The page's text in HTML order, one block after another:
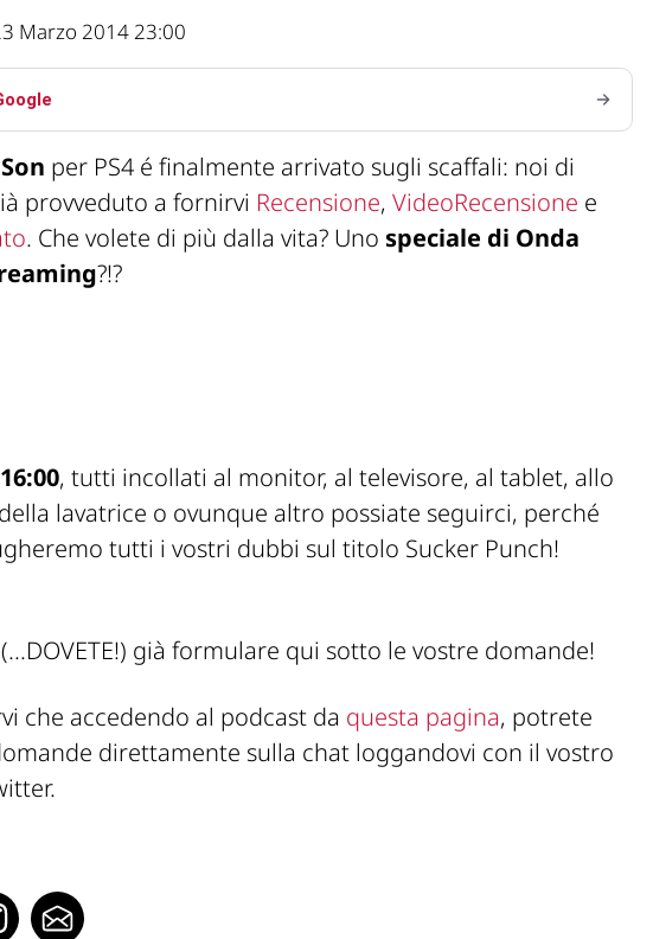
Marzo 2014 23:00
per PS4 é finalmente arrivato sugli scaffali: noi di
provveduto a fornirvi Recensione, VideoRecensione e
. Che volete di più dalla vita? Uno speciale di Onda
?!?
, tutti incollati al monitor, al televisore, al tablet, allo
lavatrice o ovunque altro possiate seguirci, perché
tutti i vostri dubbi sul titolo Sucker Punch!
già formulare qui sotto le vostre domande!
che accedendo al podcast da questa pagina, potrete
direttamente sulla chat loggandovi con il vostro